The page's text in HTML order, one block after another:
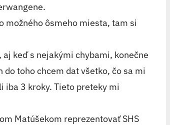
možného ôsmeho miesta, tam si
keď s nejakými chybami, konečne
toho chcem dat všetko, čo sa mi
iba 3 kroky. Tieto preteky mi
Matúšekom reprezentovať SHS